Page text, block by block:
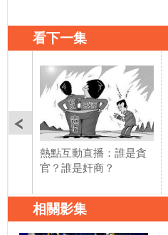
看下一集
熱點互動直播：誰是貪
官？誰是奸商？
相關影集